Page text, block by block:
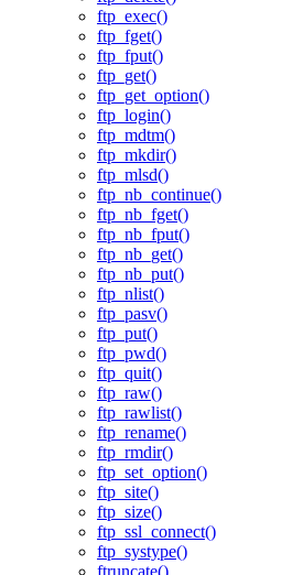
ftp_exec()
ftp_fget()
ftp_fput()
ftp_get()
ftp_get_option()
ftp_login()
ftp_mdtm()
ftp_mkdir()
ftp_mlsd()
ftp_nb_continue()
ftp_nb_fget()
ftp_nb_fput()
ftp_nb_get()
ftp_nb_put()
ftp_nlist()
ftp_pasv()
ftp_put()
ftp_pwd()
ftp_quit()
ftp_raw()
ftp_rawlist()
ftp_rename()
ftp_rmdir()
ftp_set_option()
ftp_site()
ftp_size()
ftp_ssl_connect()
ftp_systype()
ftruncate()